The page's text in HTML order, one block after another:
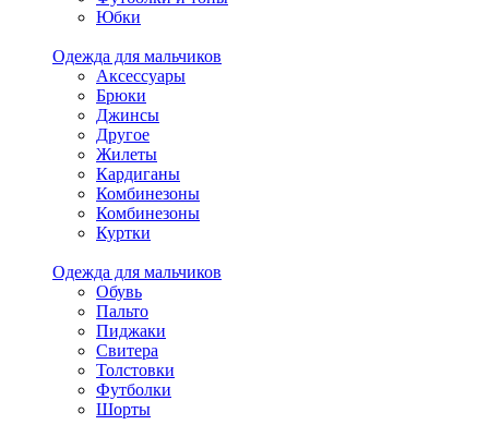
Юбки
Одежда для мальчиков
Аксессуары
Брюки
Джинсы
Другое
Жилеты
Кардиганы
Комбинезоны
Комбинезоны
Куртки
Одежда для мальчиков
Обувь
Пальто
Пиджаки
Свитера
Толстовки
Футболки
Шорты